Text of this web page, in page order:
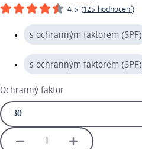
4.5 (125 hodnocení)
s ochranným faktorem (SPF)
s ochranným faktorem (SPF)
Ochranný faktor